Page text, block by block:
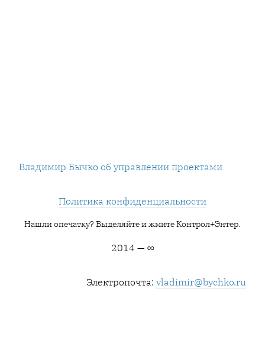
Владимир Бычко об управлении проектами
Политика конфиденциальности
Нашли опечатку? Выделяйте и жмите Контрол+Энтер.
2014 — ∞
Электропочта: vladimir@bychko.ru